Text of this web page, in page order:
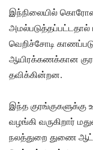
இந்நிலையில்
வெறிச்சோடி
ஆயிரக்கணக்கான
தவிக்கின்றன.
இந்த குரங்குகளுக்கு
வழங்கி வருகிறார்
நலத்துறை துணை